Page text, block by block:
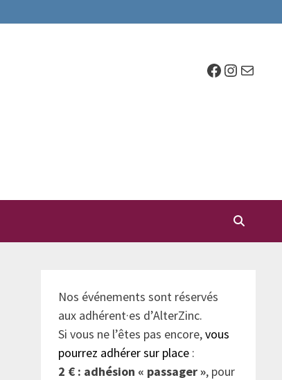
Facebook
E-mail
Nos événements sont réservés
aux adhérent·es d’AlterZinc.
Si vous ne l’êtes pas encore,vous
pourrez adhérer sur place :
2 € : adhésion « passager », pour